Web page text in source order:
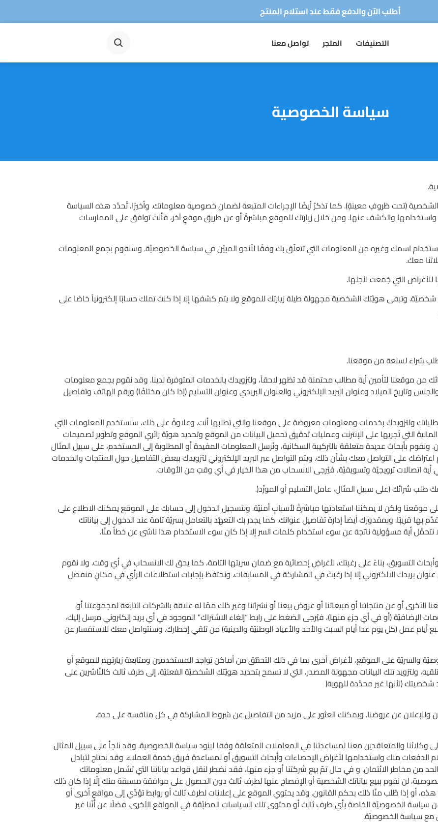
توصيل سريع لجميع الولايات
أطلب الآن والدفع فقط عند استلام المنتج
التصنيفات المتجر تواصل معنا
سياسة الخصوصية
(تحت ظروفٍ معينةٍ). كما تذكرُ أيضًا الإجراءات المتبعة لضمان خصوصية معلوماتك. وأخيرًا، تُحدّد هذه السياسة
واستخدامها والكشف عنها. ومن خلال زيارتك للموقع مباشرةً أو عن طريق موقعٍ آخر، فأنتَ توافق على الممارسات
استخدام اسمك وغيره من المعلومات التي تتعلّق بك وفقًا للّنحو المبيّن في سياسة الخصوصيّة. وسنقوم بجمع المعلومات
معكَ.
للأغراض التي جُمعت لأجلها.
وتبقى هويّتك الشخصية مجهولة طيلة زيارتك للموقع ولا يتم كشفها إلا إذا كنتَ تملك حسابًا إلكترونياً خاصًا على
شراء لسلعة من موقعنا.
من موقعنا لتأمين أية مطالب محتملة قد تظهر لاحقاً، ولتزويدكَ بالخدمات المتوفرة لدينا. وقد نقوم بجمع معلومات
وتاريخ الميلاد وعنوان البريد الإلكتروني والعنوان البريدي وعنوان التسليم (إذا كان مختلفًا) ورقم الهاتف وتفاصيل
ولتزويدكَ بخدمات ومعلومات معروضة على موقعنا والتي تطلبها أنت. وعلاوةً على ذلك، سنستخدم المعلومات التي
التي تُجريها على الإنترنت وعمليات تدقيق تحميل البيانات من الموقع وتحديد هويّة زائري الموقع وتطوير تصميمات
بأبحاث عديدة متعلقة بالتركيبة السكانية، ونُرسل المعلومات المفيدة أو المطلوبة إلى المستخدم، على سبيل المثال
على التواصل معك بشأن ذلك. ويتم التواصل عبر البريد الإلكتروني لتزويدك ببعض التفاصيل حول المنتجات والخدمات
اتصالات ترويجيّة وتسويقيّة، فيُرجى الانسحاب من هذا الخيار في أي وقتٍ من الأوقات.
شرائك (على سبيل المثال، عامل التسليم أو المورِّد(.
موقعنا ولكن لا يمكننا استعادتها مباشرةً لأسبابٍ أمنيّة. وبتسجيل الدخول إلى حسابك على الموقع يمكنك الاطلاع على
بها قريبًا. وبمقدورك أيضاً إدارة تفاصيل عنوانك. كما يجدر بك التعهُّد بالتعامل بسريّة تامة عند الدخول إلى بياناتك
أية مسؤولية ناتجة عن سوء استخدام كلمات السر إلا إذا كان سوء الاستخدام هذا ناشئ عن خطأ منّا.
التسويق، بناءً على رغبتك، لأغراضٍ إحصائية مع ضمان سريتها التامة، كما يحق لك الانسحاب في أيّ وقت. ولا نقوم
بريدك الالكتروني إلا إذا رغبتَ في المشاركة في المسابقات. ونحتفظ بإجابات استطلاعات الرأي في مكانٍ منفصل
أو عن منتجاتنا أو مبيعاتنا أو عروض بيعنا أو نشراتنا وغير ذلك ممّا له علاقة بالشركات التابعة لمجموعتنا أو
الإضافيّة (أو في أي جزءٍ منها)، فيُرجى الضغط على رابط “إلغاء الاشتراك” الموجود في أي بريد إلكتروني مرسل إليك،
عمل (كل يوم عدا أيام السبت والأحد والأعياد الوطنيّة والدينية) من تلقي إخطارك. وسنتواصل معك للاستفسار عن
والسريّة على الموقع، لأغراض أخرى بما في ذلك التحقُّق من أماكن تواجد المستخدمين ومتابعة زيارتهم للموقع أو
ولتزويد تلك البيانات مجهولة المصدر، التي لا تسمح بتحديد هويّتك الشخصيّة الفعليّة، إلى طرف ثالث كالنّاشرين على
شخصيتك (لأنها غير محدّدة للهوية(
وللإعلان عن عروضنا. ويمكنك العثور على مزيد من التفاصيل عن شروط المشاركة في كل منافسة على حدة.
والمتعاقدين معنا لمساعدتنا في المعاملات المتعلقة وفقا لبنود سياسة الخصوصية. وقد نلجأ على سبيل المثال
الدفعات منك واستخدامها لأغراض الإحصاءات وأبحاث التسويق أو لمساعدة فريق خدمة العملاء. وقد نحتاج لتبادل
من مخاطر الائتمان. و في حال تمّ بيع شركتنا أو جزء منها، فقد نضطر لنقل قواعد بياناتنا التي تشمل معلوماتك
لن نقوم ببيع بياناتك الشخصية أو الإفصاح عنها لطرف ثالث دون الحصول على موافقة مسبقة منك إلّا إذا كان ذلك
أو إذا طُلب منّا ذلك بحكم القانون. وقد يحتوي الموقع على إعلانات لطرف ثالث أو روابط تؤدِّي إلى مواقعٍ أخرى أو
سياسة الخصوصيّة الخاصة بأي طرف ثالث أو محتوى تلك السياسات المطبّقة في المواقع الأخرى، فضلًا عن أنّنا غير
مع سياسة الخصوصيّة.